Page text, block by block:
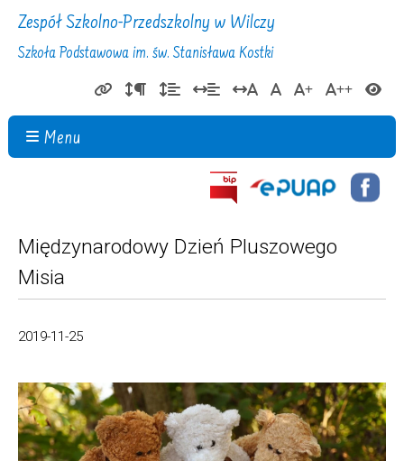
Zespół Szkolno-Przedszkolny w Wilczy
Szkoła Podstawowa im. św. Stanisława Kostki
Menu
Międzynarodowy Dzień Pluszowego
Misia
2019-11-25